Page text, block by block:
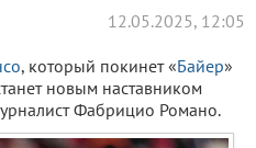
12.05.2025, 12:05
, который покинет «Байер»
новым наставником
Фабрицио Романо.